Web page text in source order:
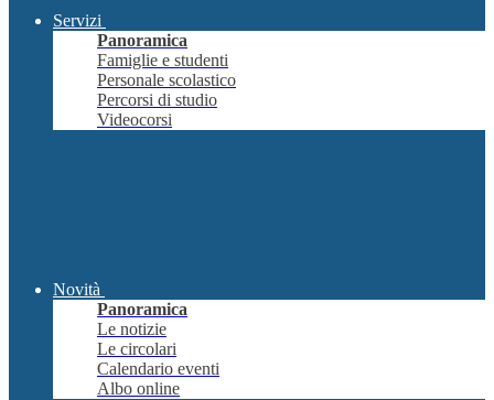
Servizi
Panoramica
Famiglie e studenti
Personale scolastico
Percorsi di studio
Videocorsi
Novità
Panoramica
Le notizie
Le circolari
Calendario eventi
Albo online